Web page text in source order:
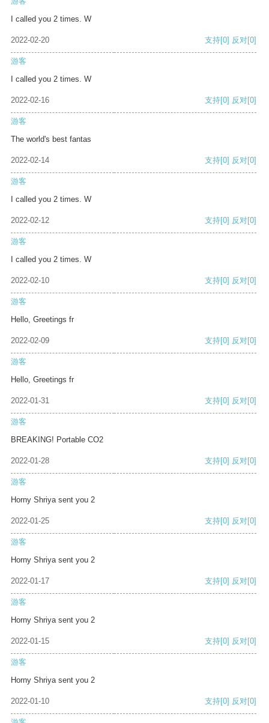
I called you 2 times. W
2022-02-20 支持[0] 反对[0]
游客
I called you 2 times. W
2022-02-16 支持[0] 反对[0]
游客
The world's best fantas
2022-02-14 支持[0] 反对[0]
游客
I called you 2 times. W
2022-02-12 支持[0] 反对[0]
游客
I called you 2 times. W
2022-02-10 支持[0] 反对[0]
游客
Hello, Greetings fr
2022-02-09 支持[0] 反对[0]
游客
Hello, Greetings fr
2022-01-31 支持[0] 反对[0]
游客
BREAKING! Portable CO2
2022-01-28 支持[0] 反对[0]
游客
Horny Shriya sent you 2
2022-01-25 支持[0] 反对[0]
游客
Horny Shriya sent you 2
2022-01-17 支持[0] 反对[0]
游客
Horny Shriya sent you 2
2022-01-15 支持[0] 反对[0]
游客
Horny Shriya sent you 2
2022-01-10 支持[0] 反对[0]